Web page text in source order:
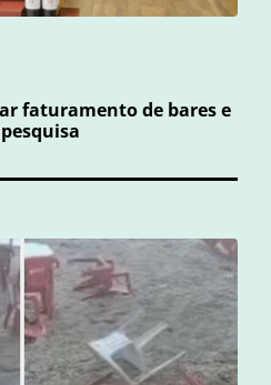
faturamento de bares e